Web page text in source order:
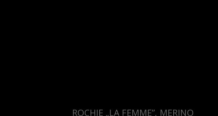
ROCHIE „LA FEMME”, MERINO